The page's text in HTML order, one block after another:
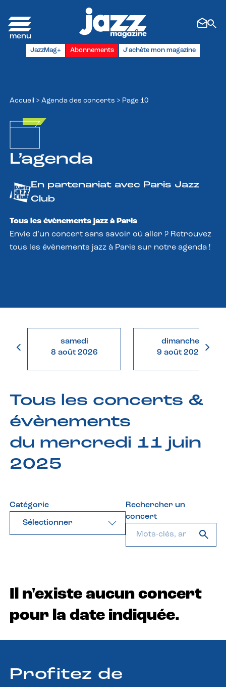
JazzMag+ Abonnements J'achète mon magazine
Accueil > Agenda des concerts > Page 10
L’agenda
En partenariat avec Paris Jazz
Club
Tous les évènements jazz à Paris
Envie d’un concert sans savoir où aller ? Retrouvez
tous les évènements jazz à Paris sur notre agenda !
samedi
8 août 2026
dimanche
9 août 2026
Tous les concerts &
évènements
du mercredi 11 juin
2025
Catégorie
Sélectionner
Rechercher un
concert
Il n'existe aucun concert
pour la date indiquée.
Profitez de